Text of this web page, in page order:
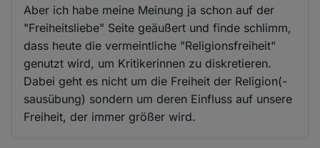
Aber ich habe meine Meinung ja schon auf der
"Freiheitsliebe" Seite geäußert und finde schlimm,
dass heute die vermeintliche "Religionsfreiheit"
genutzt wird, um Kritikerinnen zu diskretieren.
Dabei geht es nicht um die Freiheit der Religion(-
sausübung) sondern um deren Einfluss auf unsere
Freiheit, der immer größer wird.